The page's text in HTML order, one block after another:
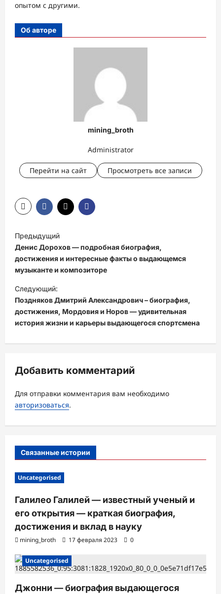
опытом с другими.
Об авторе
mining_broth
Administrator
Перейти на сайт Просмотреть все записи
Н
а
в
и
г
а
ц
з
п
и
с
и
Предыдущий
Денис Дорохов — подробная биография,
достижения и интересные факты о выдающемся
музыканте и композиторе
Следующий:
Поздняков Дмитрий Александрович – биография,
достижения, Мордовия и Норов — удивительная
история жизни и карьеры выдающегося спортсмена
Добавить комментарий
Для отправки комментария вам необходимо
авторизоваться.
Связанные истории
Uncategorised
Галилео Галилей — известный ученый и
его открытия — краткая биография,
достижения и вклад в науку
mining_broth 17 февраля 2023 0
Uncategorised
Джонни — биография выдающегося